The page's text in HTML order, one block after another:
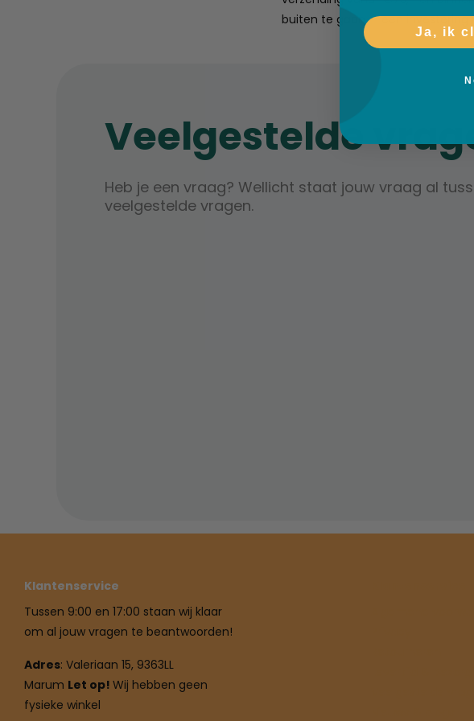
buiten te gaan — een investering
Veelgestelde
Heb je een vraag? Wellicht staat jouw vraag al
veelgestelde vragen.
Klantenservice
Tussen 9:00 en 17:00 staan wij klaar
om al jouw vragen te beantwoorden!
Adres: Valeriaan 15, 9363LL
Marum Let op! Wij hebben geen
fysieke winkel
Ja, ik